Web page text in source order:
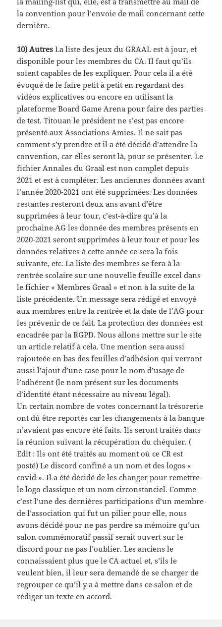
la convention pour l’envoie de mail concernant cette
dernière.
10) Autres La liste des jeux du GRAAL est à jour, et
disponible pour les membres du CA. Il faut qu’ils
soient capables de les expliquer. Pour cela il a été
évoqué de le faire petit à petit en regardant des
vidéos explicatives ou encore en utilisant la
plateforme Board Game Arena pour faire des parties
de test. Titouan le président ne s’est pas encore
présenté aux Associations Amies. Il ne sait pas
comment s’y prendre et il a été décidé d’attendre la
convention, car elles seront là, pour se présenter. Le
fichier Annales du Graal est non complet depuis
2021 et est à compléter. Les anciennes données avant
l’année 2020-2021 ont été supprimées. Les données
restantes resteront deux ans avant d’être
supprimées à leur tour, c’est-à-dire qu’à la
prochaine AG les donnée des membres présents en
2020-2021 seront supprimées à leur tour et pour les
données relatives à cette année ce sera la fois
suivante, etc. La liste des membres se fera à la
rentrée scolaire sur une nouvelle feuille excel dans
le fichier « Membres Graal » et non à la suite de la
liste précédente. Un message sera rédigé et envoyé
aux membres entre la rentrée et la date de l’AG pour
les prévenir de ce fait. La protection des données est
encadrée par la RGPD. Nous allons mettre sur le site
un article relatif à cela. Une mention sera aussi
rajouteée en bas des feuilles d’adhésion qui verront
aussi l’ajout d’une case pour le nom d’usage de
l’adhérent (le nom présent sur les documents
d’identité étant nécessaire au niveau légal).
Un certain nombre de votes concernant la trésorerie
ont dû être reportés car les changements à la banque
n’avaient pas encore été faits. Ils seront traités dans
la réunion suivant la récupération du chéquier. (
Edit : Ils ont été traités au moment où ce CR est
posté) Le discord confiné a un nom et des logos «
covid ». Il a été décidé de les changer pour remettre
le logo classique et un nom circonstanciel. Comme
c’est l’une des dernières participations d’un membre
de l’association qui fut un pilier pour elle, nous
avons décidé pour ne pas perdre sa mémoire qu’un
salon commémoratif passif serait ouvert sur le
discord pour ne pas l’oublier. Les anciens le
connaissaient plus que le CA actuel et, s’ils le
veulent bien, il leur sera demandé de se charger de
regrouper ce qu’il y a à mettre dans ce salon et de
rédiger un texte en accord.